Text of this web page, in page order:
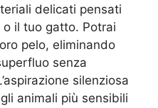
delicati pensati
il tuo gatto. Potrai
pelo, eliminando
senza
silenziosa
animali più sensibili